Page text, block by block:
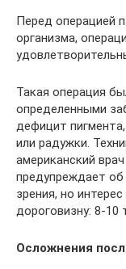
Перед операцией
организма,
Такая операция
определенными
дефицит
или радужки.
американский
предупреждает
зрения, но
дороговизну: 8-10
Осложнения